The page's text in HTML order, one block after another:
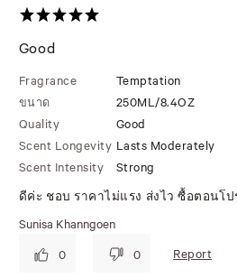
Good
Fragrance
Temptation
ขนาด
250ML/8.4OZ
Quality
Good
Scent Longevity Lasts Moderately
Scent Intensity
Strong
ดีค่ะ ชอบ ราคาไม่แรง ส่งไว ซื้อตอนโ
Sunisa Khanngoen
0
0 Report